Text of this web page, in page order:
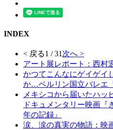
INDEX
< 戻る1 / 31 次へ >
アート展レポート：西村
かつてこんなにゲイゲイ
か…ベルリン国立バレエ
メキシコから届いたハッ
ドキュメンタリー映画『
年の記録』
涙、涙の真実の物語：映